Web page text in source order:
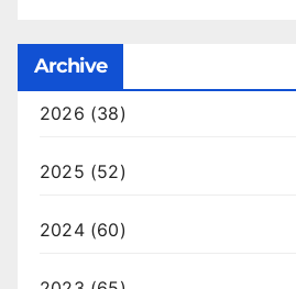
Archive
2026 (38)
2025 (52)
2024(60)